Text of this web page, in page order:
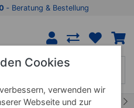
Produktbeschreibung
‐ Beratung & Bestellung
Cookies
verwenden wir
Webseite und zur